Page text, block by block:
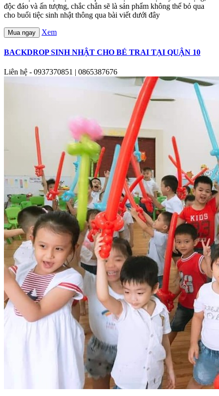
độc đáo và ấn tượng, chắc chắn sẽ là sản phẩm không thể bỏ qua
cho buổi tiệc sinh nhật thông qua bài viết dưới đây
Mua ngay Xem
BACKDROP SINH NHẬT CHO BÉ TRAI TẠI QUẬN 10
Liên hệ - 0937370851 | 0865387676